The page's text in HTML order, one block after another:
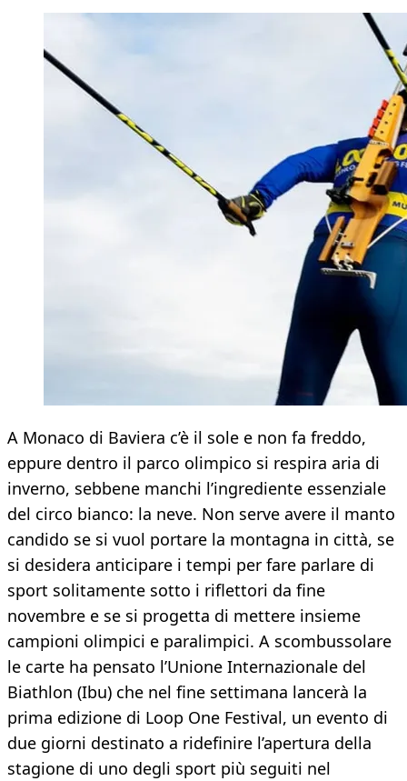
A Monaco di Baviera c’è il sole e non fa freddo,
eppure dentro il parco olimpico si respira aria di
inverno, sebbene manchi l’ingrediente essenziale
del circo bianco: la neve. Non serve avere il manto
candido se si vuol portare la montagna in città, se
si desidera anticipare i tempi per fare parlare di
sport solitamente sotto i riflettori da fine
novembre e se si progetta di mettere insieme
campioni olimpici e paralimpici. A scombussolare
le carte ha pensato l’Unione Internazionale del
Biathlon (Ibu) che nel fine settimana lancerà la
prima edizione di Loop One Festival, un evento di
due giorni destinato a ridefinire l’apertura della
stagione di uno degli sport più seguiti nel